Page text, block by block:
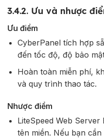
3.4.2. Ưu và nhược
Ưu điểm
CyberPanel tích hợp
đến tốc độ, độ bảo
Hoàn toàn miễn phí,
và quy trình thao tác.
Nhược điểm
LiteSpeed Web
tên miền. Nếu bạn